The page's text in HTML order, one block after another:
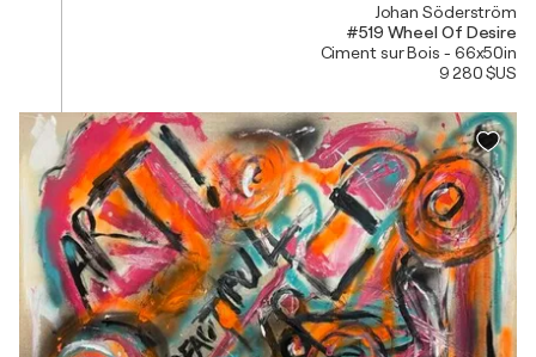
Johan Söderström
#519 Wheel Of Desire
Ciment sur Bois - 66x50in
9 280 $US